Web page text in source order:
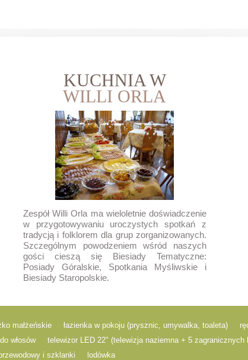
KUCHNIA W
WILLI ORLA
Zespół Willi Orla ma wieloletnie doświadczenie
w przygotowywaniu uroczystych spotkań z
tradycją i folklorem dla grup zorganizowanych.
Szczególnym powodzeniem wśród naszych
gości cieszą się Biesiady Tematyczne:
Posiady Góralskie, Spotkania Myśliwskie i
Biesiady Staropolskie.
małżeńskie łazienka w pokoju (prysznic, umywalka, toaleta)
włosów
telewizor LED 22" (telewizja naziemna + 5 zagranicznych
i szklanki
lodówka